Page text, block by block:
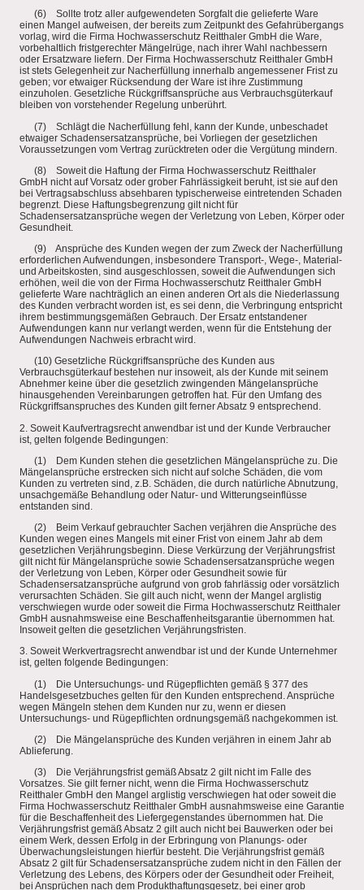
(6) Sollte trotz aller aufgewendeten Sorgfalt die gelieferte Ware
einen Mangel aufweisen, der bereits zum Zeitpunkt des Gefahrübergangs
vorlag, wird die Firma Hochwasserschutz Reitthaler GmbH die Ware,
vorbehaltlich fristgerechter Mängelrüge, nach ihrer Wahl nachbessern
oder Ersatzware liefern. Der Firma Hochwasserschutz Reitthaler GmbH
ist stets Gelegenheit zur Nacherfüllung innerhalb angemessener Frist zu
geben; vor etwaiger Rücksendung der Ware ist ihre Zustimmung
einzuholen. Gesetzliche Rückgriffsansprüche aus Verbrauchsgüterkauf
bleiben von vorstehender Regelung unberührt.
(7) Schlägt die Nacherfüllung fehl, kann der Kunde, unbeschadet
etwaiger Schadensersatzansprüche, bei Vorliegen der gesetzlichen
Voraussetzungen vom Vertrag zurücktreten oder die Vergütung mindern.
(8) Soweit die Haftung der Firma Hochwasserschutz Reitthaler
GmbH nicht auf Vorsatz oder grober Fahrlässigkeit beruht, ist sie auf den
bei Vertragsabschluss absehbaren typischerweise eintretenden Schaden
begrenzt. Diese Haftungsbegrenzung gilt nicht für
Schadensersatzansprüche wegen der Verletzung von Leben, Körper oder
Gesundheit.
(9) Ansprüche des Kunden wegen der zum Zweck der Nacherfüllung
erforderlichen Aufwendungen, insbesondere Transport-, Wege-, Material-
und Arbeitskosten, sind ausgeschlossen, soweit die Aufwendungen sich
erhöhen, weil die von der Firma Hochwasserschutz Reitthaler GmbH
gelieferte Ware nachträglich an einen anderen Ort als die Niederlassung
des Kunden verbracht worden ist, es sei denn, die Verbringung entspricht
ihrem bestimmungsgemäßen Gebrauch. Der Ersatz entstandener
Aufwendungen kann nur verlangt werden, wenn für die Entstehung der
Aufwendungen Nachweis erbracht wird.
(10) Gesetzliche Rückgriffsansprüche des Kunden aus
Verbrauchsgüterkauf bestehen nur insoweit, als der Kunde mit seinem
Abnehmer keine über die gesetzlich zwingenden Mängelansprüche
hinausgehenden Vereinbarungen getroffen hat. Für den Umfang des
Rückgriffsanspruches des Kunden gilt ferner Absatz 9 entsprechend.
2. Soweit Kaufvertragsrecht anwendbar ist und der Kunde Verbraucher
ist, gelten folgende Bedingungen:
(1) Dem Kunden stehen die gesetzlichen Mängelansprüche zu. Die
Mängelansprüche erstrecken sich nicht auf solche Schäden, die vom
Kunden zu vertreten sind, z.B. Schäden, die durch natürliche Abnutzung,
unsachgemäße Behandlung oder Natur- und Witterungseinflüsse
entstanden sind.
(2) Beim Verkauf gebrauchter Sachen verjähren die Ansprüche des
Kunden wegen eines Mangels mit einer Frist von einem Jahr ab dem
gesetzlichen Verjährungsbeginn. Diese Verkürzung der Verjährungsfrist
gilt nicht für Mängelansprüche sowie Schadensersatzansprüche wegen
der Verletzung von Leben, Körper oder Gesundheit sowie für
Schadensersatzansprüche aufgrund von grob fahrlässig oder vorsätzlich
verursachten Schäden. Sie gilt auch nicht, wenn der Mangel arglistig
verschwiegen wurde oder soweit die Firma Hochwasserschutz Reitthaler
GmbH ausnahmsweise eine Beschaffenheitsgarantie übernommen hat.
Insoweit gelten die gesetzlichen Verjährungsfristen.
3. Soweit Werkvertragsrecht anwendbar ist und der Kunde Unternehmer
ist, gelten folgende Bedingungen:
(1) Die Untersuchungs- und Rügepflichten gemäß § 377 des
Handelsgesetzbuches gelten für den Kunden entsprechend. Ansprüche
wegen Mängeln stehen dem Kunden nur zu, wenn er diesen
Untersuchungs- und Rügepflichten ordnungsgemäß nachgekommen ist.
(2) Die Mängelansprüche des Kunden verjähren in einem Jahr ab
Ablieferung.
(3) Die Verjährungsfrist gemäß Absatz 2 gilt nicht im Falle des
Vorsatzes. Sie gilt ferner nicht, wenn die Firma Hochwasserschutz
Reitthaler GmbH den Mangel arglistig verschwiegen hat oder soweit die
Firma Hochwasserschutz Reitthaler GmbH ausnahmsweise eine Garantie
für die Beschaffenheit des Liefergegenstandes übernommen hat. Die
Verjährungsfrist gemäß Absatz 2 gilt auch nicht bei Bauwerken oder bei
einem Werk, dessen Erfolg in der Erbringung von Planungs- oder
Überwachungsleistungen hierfür besteht. Die Verjährungsfrist gemäß
Absatz 2 gilt für Schadensersatzansprüche zudem nicht in den Fällen der
Verletzung des Lebens, des Körpers oder der Gesundheit oder Freiheit,
bei Ansprüchen nach dem Produkthaftungsgesetz, bei einer grob